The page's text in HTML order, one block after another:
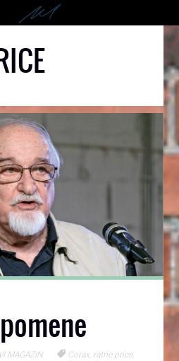
MAGAZIN Corax, ratne price,